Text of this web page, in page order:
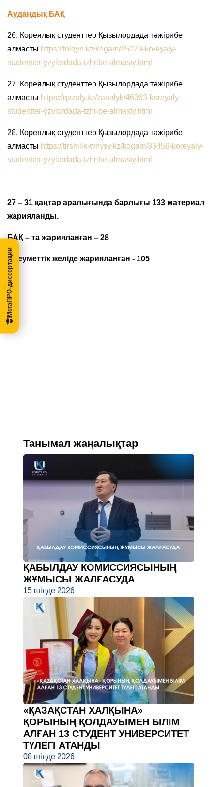
Аудандық БАҚ
26. Кореялық студенттер Қызылордада тәжірибе
алмасты https://tolqyn.kz/kogam/45079-koreyaly-
studentter-yzylordada-tzhribe-almasty.html
27. Кореялық студенттер Қызылордада тәжірибе
алмасты https://qazaly.kz/zanalyk/46363-koreyaly-
studentter-yzylordada-tzhribe-almasty.html
28. Кореялық студенттер Қызылордада тәжірибе
алмасты https://tirshilik-tynysy.kz/kogam/33456-koreyaly-
studentter-yzylordada-tzhribe-almasty.html
27 – 31 қаңтар аралығында барлығы 133 материал
жарияланды.
БАҚ – та жарияланған – 28
Әлеуметтік желіде жарияланған - 105
Танымал жаңалықтар
ҚАБЫЛДАУ КОМИССИЯСЫНЫҢ
ЖҰМЫСЫ ЖАЛҒАСУДА
15 шілде 2026
«ҚАЗАҚСТАН ХАЛҚЫНА»
ҚОРЫНЫҢ ҚОЛДАУЫМЕН БІЛІМ
АЛҒАН 13 СТУДЕНТ УНИВЕРСИТЕТ
ТҮЛЕГІ АТАНДЫ
08 шілде 2026
МегаПРО-диссертации